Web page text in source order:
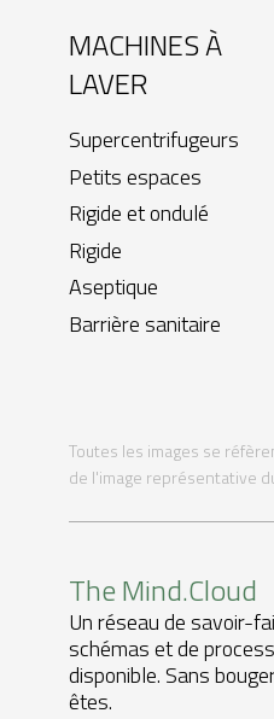
MACHINES À
LAVER
Supercentrifugeurs
Petits espaces
Rigide et ondulé
Rigide
Aseptique
Barrière sanitaire
Toutes les images se
de l'image représentative
The Mind.Cloud
Un réseau de savoir-
schémas et de
disponible. Sans
êtes.